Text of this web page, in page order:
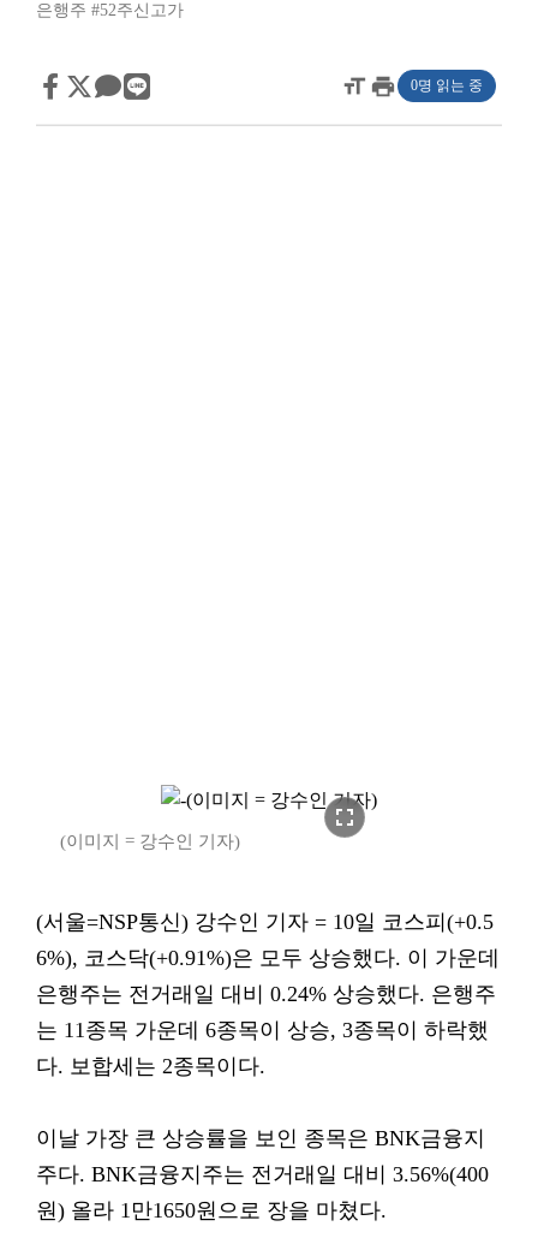
은행주 #52주신고가
format_sizeprint 0명 읽는 중
fullscreen
(이미지 = 강수인 기자)
(서울=NSP통신) 강수인 기자 = 10일 코스피(+0.5
6%), 코스닥(+0.91%)은 모두 상승했다. 이 가운데
은행주는 전거래일 대비 0.24% 상승했다. 은행주
는 11종목 가운데 6종목이 상승, 3종목이 하락했
다. 보합세는 2종목이다.
이날 가장 큰 상승률을 보인 종목은 BNK금융지
주다. BNK금융지주는 전거래일 대비 3.56%(400
원) 올라 1만1650원으로 장을 마쳤다.